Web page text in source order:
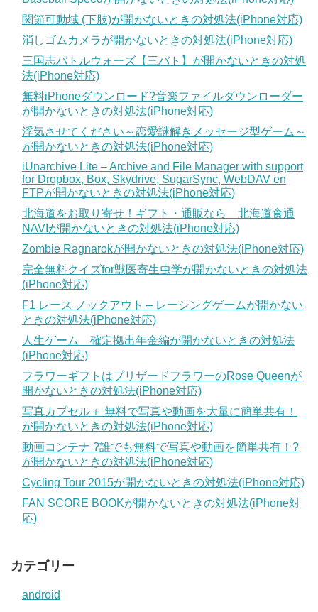
関節可動域 (下肢)が開かないときの対処法(iPhone対応)
消しゴムカメラが開かないときの対処法(iPhone対応)
三国志バトルウォーズ【三バト】が開かないときの対処
法(iPhone対応)
無料iPhoneダウンロード?音楽ファイルダウンローダー
が開かないときの対処法(iPhone対応)
浮気させてください～恋愛謎解きメッセージ型ゲーム～
が開かないときの対処法(iPhone対応)
iUnarchive Lite – Archive and File Manager with support
for Dropbox, Box, Skydrive, SugarSync, WebDAV en
FTPが開かないときの対処法(iPhone対応)
北海道をお取り寄せ！ギフト・通販なら 北海道食通
NAVIが開かないときの対処法(iPhone対応)
Zombie Ragnarokが開かないときの対処法(iPhone対応)
完全無料クイズfor獣医寄生虫学が開かないときの対処法
(iPhone対応)
F1 レース ノックアウト – レーシングゲームが開かない
ときの対処法(iPhone対応)
人生ゲーム 確定拠出年金編が開かないときの対処法
(iPhone対応)
フラワーギフトはプリザードフラワーのRose Queenが
開かないときの対処法(iPhone対応)
写真カプセル＋ 無料で写真や動画を大量に簡単共有！
が開かないときの対処法(iPhone対応)
動画コンテナ ?誰でも無料で写真や動画を簡単共有！?
が開かないときの対処法(iPhone対応)
Cycling Tour 2015が開かないときの対処法(iPhone対応)
FAN SCORE BOOKが開かないときの対処法(iPhone対
応)
カテゴリー
android